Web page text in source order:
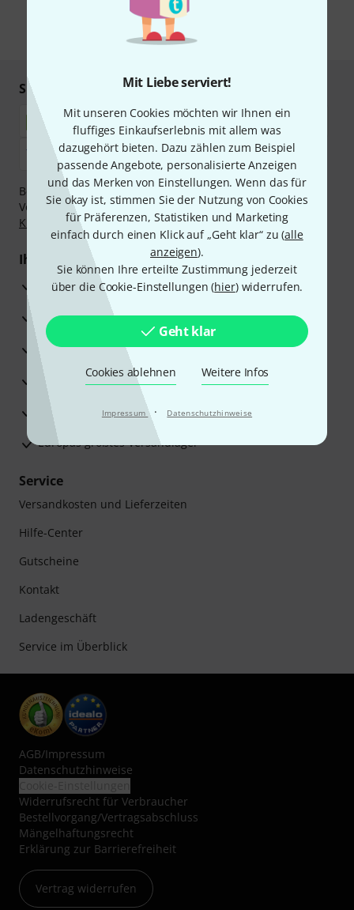
Mit Liebe serviert!
Mit unseren Cookies möchten wir Ihnen ein
fluffiges Einkaufserlebnis mit allem was
dazugehört bieten. Dazu zählen zum Beispiel
passende Angebote, personalisierte Anzeigen
und das Merken von Einstellungen. Wenn das für
Sie okay ist, stimmen Sie der Nutzung von Cookies
für Präferenzen, Statistiken und Marketing
einfach durch einen Klick auf „Geht klar“ zu (alle
anzeigen).
Sie können Ihre erteilte Zustimmung jederzeit
über die Cookie-Einstellungen (hier) widerrufen.
Geht klar
Cookies ablehnen Weitere Infos
Impressum · Datenschutzhinweise
unseren
Datenschutzhinweisen
* Pflichtfeld
Sicher einkaufen & bezahlen
Bezahlen Sie vertraulich und sicher per Nachnahme,
Vorkasse, PayPal, Amazon Pay,Klarna Sofort bezahlen,
Klarna Ratenzahlungoder Kreditkarte.
Ihre Vorteile
3 Jahre Thomann Garantie
30 Tage Money-Back-Garantie
Reparaturservice
Beratung durch Fachexperten
Zufriedenheitsgarantie
Europas größtes Versandlager
Service
Versandkosten und Lieferzeiten
Hilfe-Center
Gutscheine
Kontakt
Ladengeschäft
Service im Überblick
AGB/Impressum
Datenschutzhinweise
Widerrufsrecht für Verbraucher
Bestellvorgang/Vertragsabschluss
Mängelhaftungsrecht
Erklärung zur Barrierefreiheit
Vertrag widerrufen